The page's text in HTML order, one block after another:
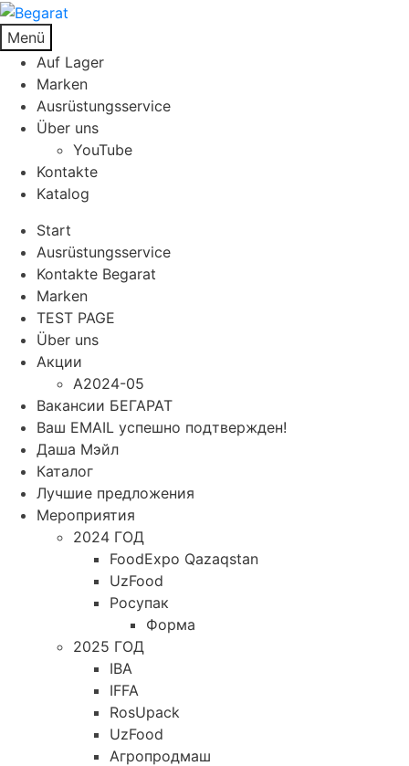
Menü
Auf Lager
Marken
Ausrüstungsservice
Über uns
YouTube
Kontakte
Katalog
Start
Ausrüstungsservice
Kontakte Begarat
Marken
TEST PAGE
Über uns
Акции
A2024-05
Вакансии БЕГАРАТ
Ваш EMAIL успешно подтвержден!
Даша Мэйл
Каталог
Лучшие предложения
Мероприятия
2024 ГОД
FoodExpo Qazaqstan
UzFood
Росупак
Форма
2025 ГОД
IBA
IFFA
RosUpack
UzFood
Агропродмаш